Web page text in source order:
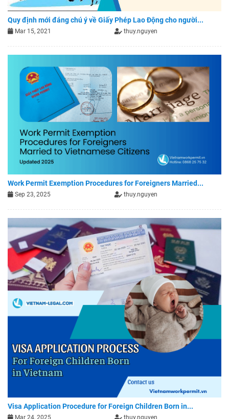
Quy định mới đáng chú ý về Giấy Phép Lao Động cho người...
Mar 15, 2021 thuy.nguyen
Work Permit Exemption Procedures for Foreigners Married...
Sep 23, 2025 thuy.nguyen
Visa Application Procedure for Foreign Children Born in...
Mar 24, 2025 thuy.nguyen